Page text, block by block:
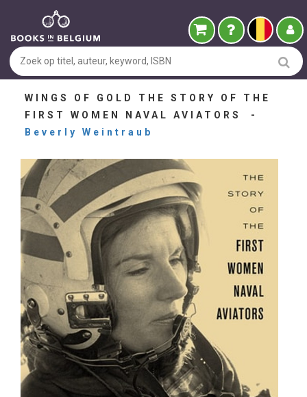
WINGS OF GOLD THE STORY OF THE
FIRST WOMEN NAVAL AVIATORS -
Beverly Weintraub